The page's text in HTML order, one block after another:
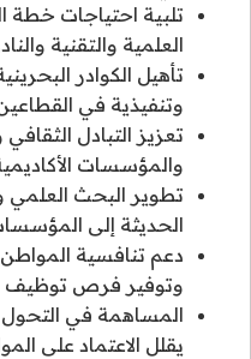
تلبية احتياجات خطة
العلمية والتقنية
تأهيل الكوادر
وتنفيذية في
تعزيز التبادل
والمؤسسات
تطوير البحث العلمي
الحديثة إلى
دعم تنافسية
وتوفير فرص توظيف
المساهمة في
يقلل الاعتماد على